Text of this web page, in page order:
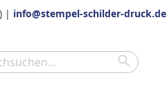
) | info@stempel-schilder-druck.de
Search